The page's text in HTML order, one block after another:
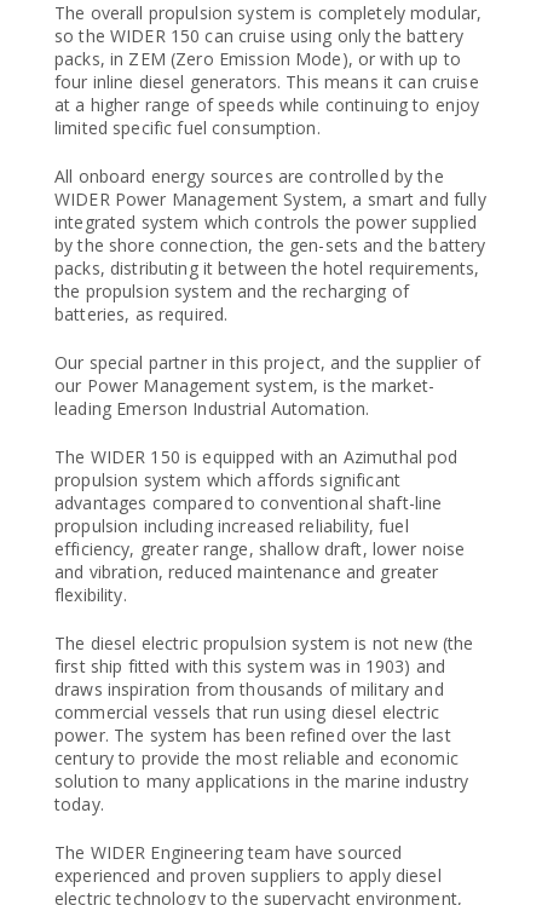
The overall propulsion system is completely modular,
so the WIDER 150 can cruise using only the battery
packs, in ZEM (Zero Emission Mode), or with up to
four inline diesel generators. This means it can cruise
at a higher range of speeds while continuing to enjoy
limited specific fuel consumption.
All onboard energy sources are controlled by the
WIDER Power Management System, a smart and fully
integrated system which controls the power supplied
by the shore connection, the gen-sets and the battery
packs, distributing it between the hotel requirements,
the propulsion system and the recharging of
batteries, as required.
Our special partner in this project, and the supplier of
our Power Management system, is the market-
leading Emerson Industrial Automation.
The WIDER 150 is equipped with an Azimuthal pod
propulsion system which affords significant
advantages compared to conventional shaft-line
propulsion including increased reliability, fuel
efficiency, greater range, shallow draft, lower noise
and vibration, reduced maintenance and greater
flexibility.
The diesel electric propulsion system is not new (the
first ship fitted with this system was in 1903) and
draws inspiration from thousands of military and
commercial vessels that run using diesel electric
power. The system has been refined over the last
century to provide the most reliable and economic
solution to many applications in the marine industry
today.
The WIDER Engineering team have sourced
experienced and proven suppliers to apply diesel
electric technology to the superyacht environment,